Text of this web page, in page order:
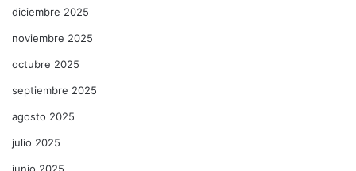
diciembre 2025
noviembre 2025
octubre 2025
septiembre 2025
agosto 2025
julio 2025
junio 2025